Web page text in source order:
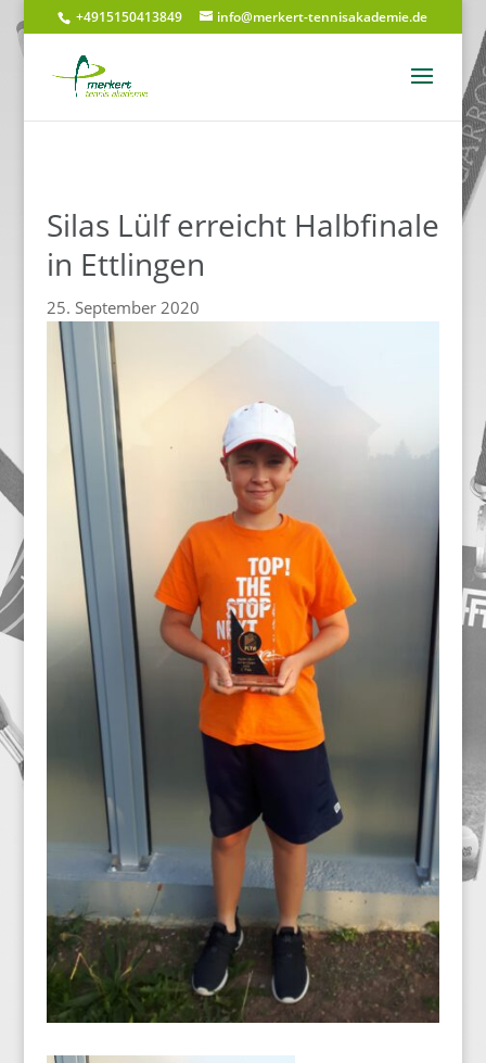
+4915150413849 info@merkert-tennisakademie.de
Silas Lülf erreicht Halbfinale
in Ettlingen
25. September 2020